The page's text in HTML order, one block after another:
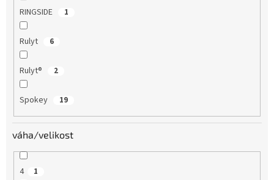
RINGSIDE 1
Rulyt 6
Rulyt® 2
Spokey 19
váha/velikost
4 1